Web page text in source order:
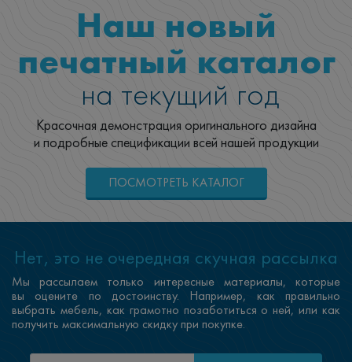
Наш новый
печатный каталог
на текущий год
Красочная демонстрация оригинального дизайна
и подробные спецификации всей нашей продукции
ПОСМОТРЕТЬ КАТАЛОГ
Нет, это не очередная скучная рассылка
Мы рассылаем только интересные материалы, которые
вы оцените по достоинству. Например, как правильно
выбрать мебель, как грамотно позаботиться о ней, или как
получить максимальную скидку при покупке.